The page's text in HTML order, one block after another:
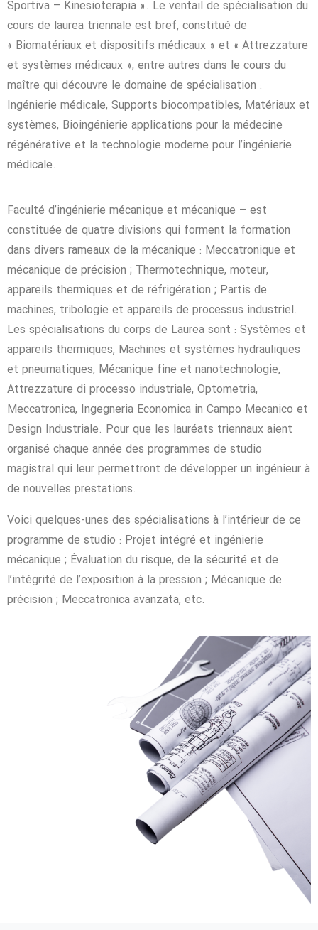
Sportiva – Kinesioterapia ». Le ventail de spécialisation du
cours de laurea triennale est bref, constitué de
« Biomatériaux et dispositifs médicaux » et « Attrezzature
et systèmes médicaux », entre autres dans le cours du
maître qui découvre le domaine de spécialisation :
Ingénierie médicale, Supports biocompatibles, Matériaux et
systèmes, Bioingénierie applications pour la médecine
régénérative et la technologie moderne pour l’ingénierie
médicale.
Faculté d’ingénierie mécanique et mécanique – est
constituée de quatre divisions qui forment la formation
dans divers rameaux de la mécanique : Meccatronique et
mécanique de précision ; Thermotechnique, moteur,
appareils thermiques et de réfrigération ; Partis de
machines, tribologie et appareils de processus industriel.
Les spécialisations du corps de Laurea sont : Systèmes et
appareils thermiques, Machines et systèmes hydrauliques
et pneumatiques, Mécanique fine et nanotechnologie,
Attrezzature di processo industriale, Optometria,
Meccatronica, Ingegneria Economica in Campo Mecanico et
Design Industriale. Pour que les lauréats triennaux aient
organisé chaque année des programmes de studio
magistral qui leur permettront de développer un ingénieur à
de nouvelles prestations.
Voici quelques-unes des spécialisations à l’intérieur de ce
programme de studio : Projet intégré et ingénierie
mécanique ; Évaluation du risque, de la sécurité et de
l’intégrité de l’exposition à la pression ; Mécanique de
précision ; Meccatronica avanzata, etc.